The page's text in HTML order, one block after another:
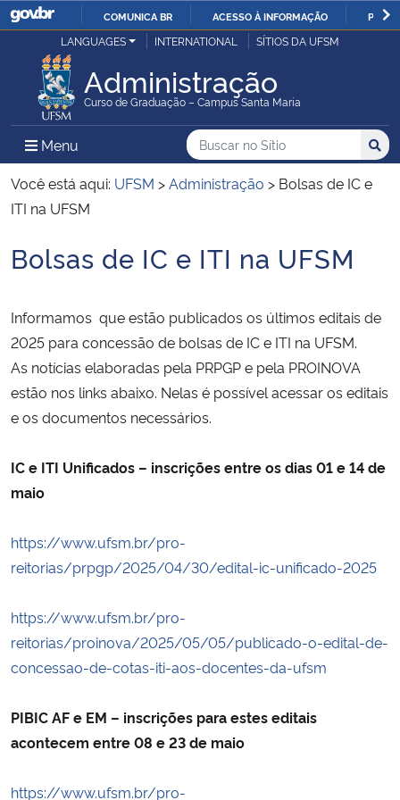
IR
O
COMUNICA BR ACESSO À INFORMAÇÃO
Ministério da Justiça e Segurança Pública
Ministério da Defesa
Ministério das Relações Exteriores
Ministério da Infraestrutura
Ministério da Agricultura, Pecuária e Abastecimento
Ministério da Educação
Ministério da Cidadania
Ministério da Saúde
Ministério da Ciência, Tecnologia, Inovações e Comunicações
Ministério do Turismo
Controladoria-Geral da União
Ministério da Mulher, da Família e dos Direitos Humanos
LANGUAGES INTERNATIONAL SÍTIOS DA UFSM
Administração
Curso de Graduação – Campus Santa Maria
Menu Menu Principal do Sítio
Busca
Buscar no no Sítio
Busca:
Você está aqui: UFSM >Administração > Bolsas de IC e
ITI na UFSM
Início do conteúdo
Bolsas de IC e ITI na UFSM
Informamos que estão publicados os últimos editais de
2025 para concessão de bolsas de IC e ITI na UFSM.
As notícias elaboradas pela PRPGP e pela PROINOVA
estão nos links abaixo. Nelas é possível acessar os editais
e os documentos necessários.
IC e ITI Unificados – inscrições entre os dias 01 e 14 de
maio
https://www.ufsm.br/pro-
reitorias/prpgp/2025/04/30/edital-ic-unificado-2025
https://www.ufsm.br/pro-
reitorias/proinova/2025/05/05/publicado-o-edital-de-
concessao-de-cotas-iti-aos-docentes-da-ufsm
PIBIC AF e EM – inscrições para estes editais
acontecem entre 08 e 23 de maio
https://www.ufsm.br/pro-